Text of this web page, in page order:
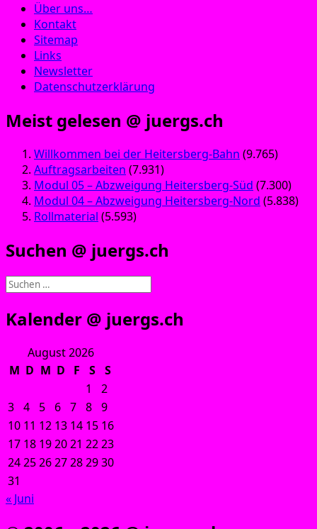
Über uns…
Kontakt
Sitemap
Links
Newsletter
Datenschutzerklärung
Meist gelesen @ juergs.ch
Willkommen bei der Heitersberg-Bahn (9.765)
Auftragsarbeiten (7.931)
Modul 05 – Abzweigung Heitersberg-Süd (7.300)
Modul 04 – Abzweigung Heitersberg-Nord (5.838)
Rollmaterial (5.593)
Suchen @ juergs.ch
Suchen
Kalender @ juergs.ch
August 2026
M D M D F S
S
1
2
3 4 5 6 7 8 9
10 11 12 13 14 15 16
17 18 192021 2223
24252627282930
31
« Juni